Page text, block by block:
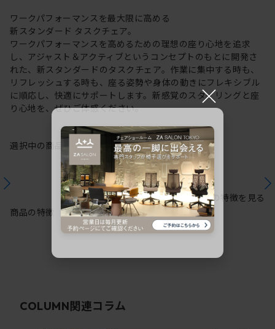
ワークパフォーマンスを最大限に高める
新スタンダード タスクチェア。
ワークパフォーマンスを高めるための理想の座り心地を追求
し、アジャスト＆アクティブというコンセプトのもとに開発さ
れた、新スタンダードのタスクチェア。作業に集中する時も、
リフレッシュする時も、座る姿勢や身体の動きにフレキシブル
に順応し、快適にサポートします。新感覚のスタイリングと座
り心地を、ぜひご体感ください。
選択中の商品情報保証 注意事項
商品の特徴
シリーズの特徴を見る
COLUMN関連コラム
×